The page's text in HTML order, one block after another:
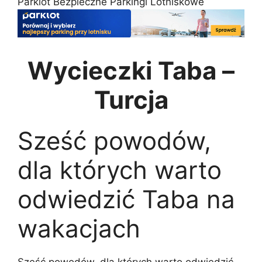
Wycieczki Taba –
Turcja
Sześć powodów,
dla których warto
odwiedzić Taba na
wakacjach